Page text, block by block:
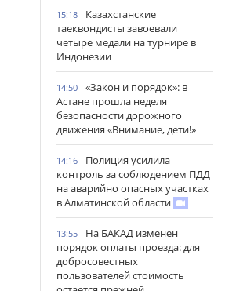
15:18
Казахстанские
таеквондисты завоевали
четыре медали на турнире в
Индонезии
14:50
«Закон и порядок»: в
Астане прошла неделя
безопасности дорожного
движения «Внимание, дети!»
14:16
Полиция усилила
контроль за соблюдением ПДД
на аварийно опасных участках
в Алматинской области
13:55
На БАКАД изменен
порядок оплаты проезда: для
добросовестных
пользователей стоимость